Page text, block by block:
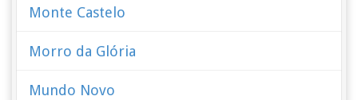
Monte Castelo
Morro da Glória
Mundo Novo